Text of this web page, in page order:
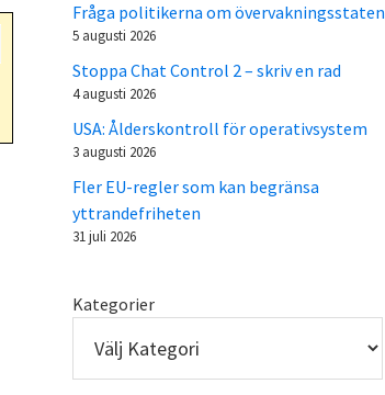
Fråga politikerna om övervakningsstaten
5 augusti 2026
Stoppa Chat Control 2 – skriv en rad
4 augusti 2026
USA: Ålderskontroll för operativsystem
3 augusti 2026
Fler EU-regler som kan begränsa
yttrandefriheten
31 juli 2026
Kategorier